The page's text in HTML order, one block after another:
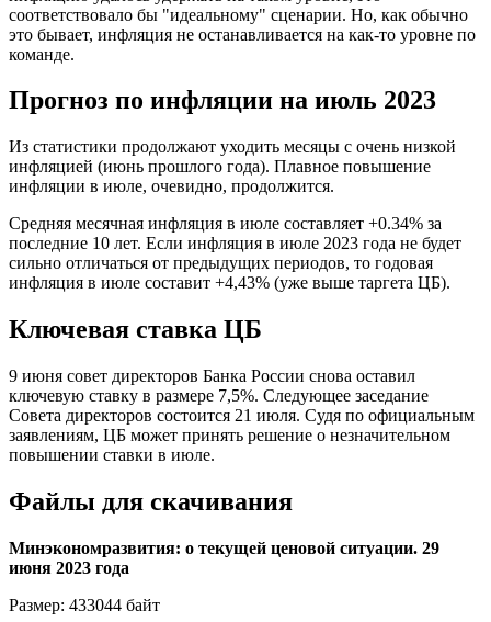
соответствовало бы "идеальному" сценарии. Но, как обычно
это бывает, инфляция не останавливается на как-то уровне по
команде.
Прогноз по инфляции на июль 2023
Из статистики продолжают уходить месяцы с очень низкой
инфляцией (июнь прошлого года). Плавное повышение
инфляции в июле, очевидно, продолжится.
Средняя месячная инфляция в июле составляет +0.34% за
последние 10 лет. Если инфляция в июле 2023 года не будет
сильно отличаться от предыдущих периодов, то годовая
инфляция в июле составит +4,43% (уже выше таргета ЦБ).
Ключевая ставка ЦБ
9 июня совет директоров Банка России снова оставил
ключевую ставку в размере 7,5%. Следующее заседание
Совета директоров состоится 21 июля. Судя по официальным
заявлениям, ЦБ может принять решение о незначительном
повышении ставки в июле.
Файлы для скачивания
Минэкономразвития: о текущей ценовой ситуации. 29
июня 2023 года
Размер: 433044 байт